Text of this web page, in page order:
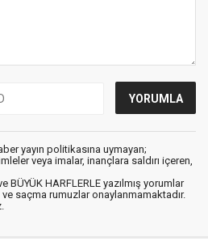
yayın politikasına uymayan;
veya imalar, inançlara saldırı içeren,
BÜYÜK HARFLERLE yazılmış yorumlar
ve saçma rumuzlar onaylanmamaktadır.